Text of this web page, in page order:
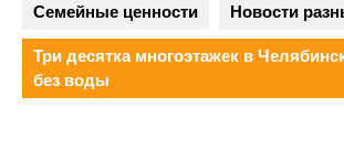
Семейные ценности Новости
Три десятка многоэтажек в
без воды